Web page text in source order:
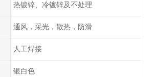
热镀锌、冷镀锌及不处理
通风，采光，散热，防滑
人工焊接
银白色